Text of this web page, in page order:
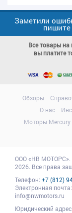
Заметили
пишите
Все товары
вы платите
Обзоры
О нас
Моторы Mercury
ООО«НВ МОТОРС»
2026. Все права
Телефон: +7 (812)
Электронная почта:
info@nwmotors.ru
Юридический адрес: